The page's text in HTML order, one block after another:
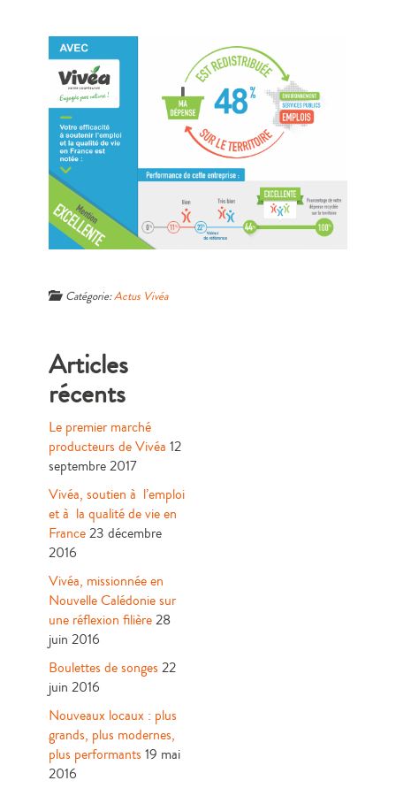
Catégorie:Actus Vivéa
Articles
récents
Le premier marché
producteurs de Vivéa 12
septembre 2017
Vivéa, soutien à l’emploi
et à la qualité de vie en
France23 décembre
2016
Vivéa, missionnée en
Nouvelle Calédonie sur
une réflexion filière28
juin 2016
Boulettes de songes 22
juin 2016
Nouveaux locaux : plus
grands, plus modernes,
plus performants 19 mai
2016